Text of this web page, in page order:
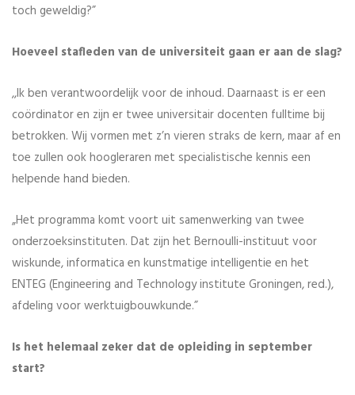
toch geweldig?”
Hoeveel stafleden van de universiteit gaan er aan de slag?
,,Ik ben verantwoordelijk voor de inhoud. Daarnaast is er een
coördinator en zijn er twee universitair docenten fulltime bij
betrokken. Wij vormen met z’n vieren straks de kern, maar af en
toe zullen ook hoogleraren met specialistische kennis een
helpende hand bieden.
„Het programma komt voort uit samenwerking van twee
onderzoeksinstituten. Dat zijn het Bernoulli-instituut voor
wiskunde, informatica en kunstmatige intelligentie en het
ENTEG (Engineering and Technology institute Groningen, red.),
afdeling voor werktuigbouwkunde.”
Is het helemaal zeker dat de opleiding in september
start?